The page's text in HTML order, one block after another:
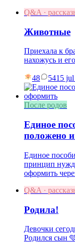
Q&A ·
Животные
Приехала к
нахожусь и
48 5415
После родов
Единое
положено
Единое
принцип
оформить
Q&A ·
Родила!
Девочки
Родился сын